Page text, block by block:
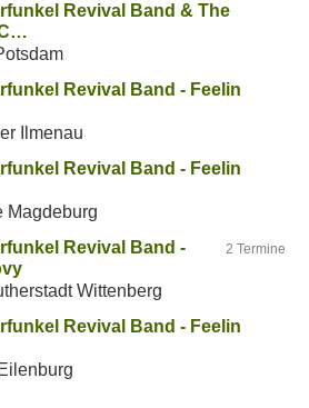
Revival Band & The
Revival Band - Feelin
Ilmenau
Revival Band - Feelin
Magdeburg
2 Termine
Revival Band -
Wittenberg
Revival Band - Feelin